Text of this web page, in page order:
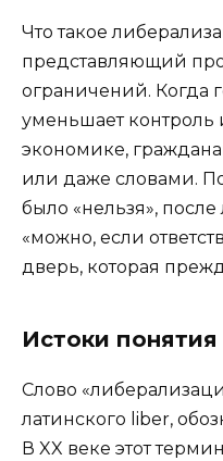
Что такое
представляющий
ограничений. Когда
уменьшает
экономике,
или даже словами.
было «нельзя»,
«можно, если
дверь, которая
Истоки
Слово
латинского liber,
В XX веке этот